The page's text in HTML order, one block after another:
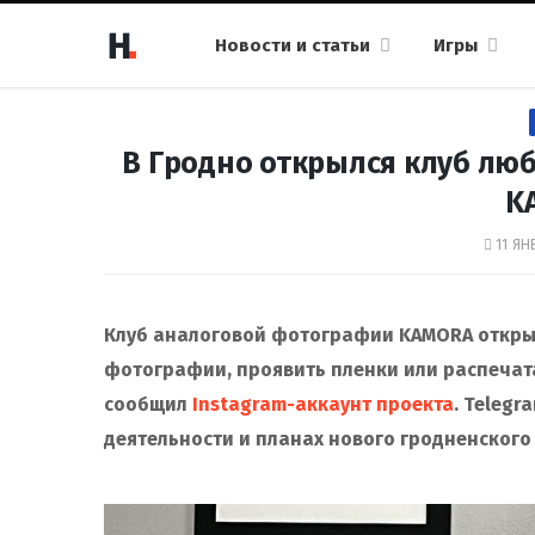
Новости и статьи Игры
В Гродно открылся клуб
11
Клуб аналоговой фотографии KAMORA
фотографии, проявить пленки или
сообщил Instagram-аккаунт проекта.
деятельности и планах нового